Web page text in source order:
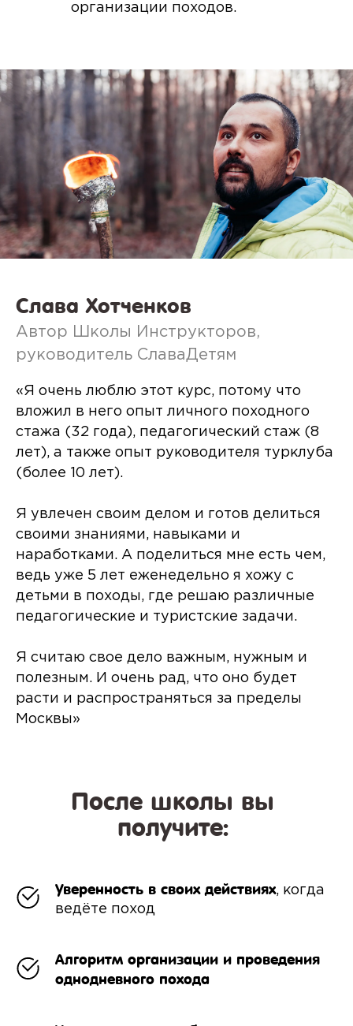
организации походов.
Слава Хотченков
Автор Школы Инструкторов,
руководитель СлаваДетям
«Я очень люблю этот курс, потому что
вложил в него опыт личного походного
стажа (32 года), педагогический стаж (8
лет), а также опыт руководителя турклуба
(более 10 лет).
Я увлечен своим делом и готов делиться
своими знаниями, навыками и
наработками. А поделиться мне есть чем,
ведь уже 5 лет еженедельно я хожу с
детьми в походы, где решаю различные
педагогические и туристские задачи.
Я считаю свое дело важным, нужным и
полезным. И очень рад, что оно будет
расти и распространяться за пределы
Москвы»
После школы вы
получите:
Уверенность в своих действиях, когда
ведёте поход
Алгоритм организации и проведения
однодневного похода